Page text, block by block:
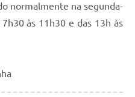
normalmente na segunda-
às 11h30 e das 13h às